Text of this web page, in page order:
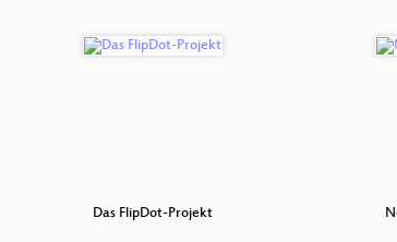
Das FlipDot-Projekt